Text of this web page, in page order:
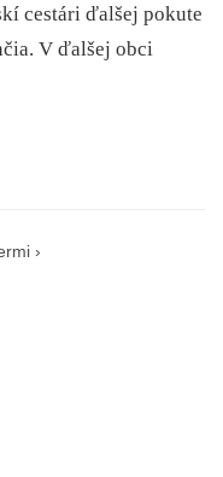
cestári ďalšej pokute
V ďalšej obci
›